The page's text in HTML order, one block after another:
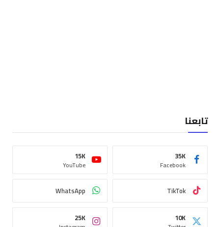
تابعنا
Facebook
35K
YouTube
15K
TikTok
WhatsApp
10K
25K